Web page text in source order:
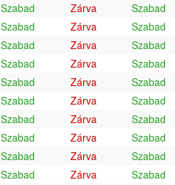
Szabad Zárva
Szabad
Szabad Zárva
Szabad
Szabad Zárva
Szabad
Szabad Zárva
Szabad
Szabad Zárva
Szabad
Szabad Zárva
Szabad
Szabad Zárva
Szabad
Szabad Zárva
Szabad
Szabad Zárva
Szabad
Szabad Zárva
Szabad